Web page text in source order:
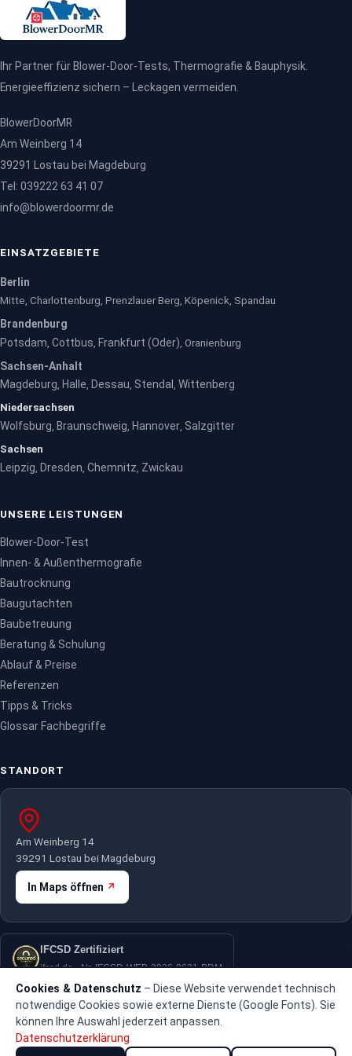
Fachbetrieb berechnet die Heizlast und stellt die Kurve auf Basis
realer Messwerte ein.
Ihr Partner für Blower-Door-Tests, Thermografie & Bauphysik.
Energieeffizienz sichern – Leckagen vermeiden.
BlowerDoorMR
Am Weinberg 14
39291 Lostau bei Magdeburg
Tel: 039222 63 41 07
info@blowerdoormr.de
EINSATZGEBIETE
Berlin
Mitte, Charlottenburg, Prenzlauer Berg, Köpenick, Spandau
Brandenburg
Potsdam Cottbus Frankfurt (Oder) , Oranienburg
Sachsen-Anhalt
Magdeburg, Halle, Dessau, Stendal , Wittenberg
Niedersachsen
Wolfsburg, Braunschweig, Hannover, Salzgitter
Sachsen
Leipzig, Dresden, Chemnitz, Zwickau
UNSERE LEISTUNGEN
Blower-Door-Test
Innen- & Außenthermografie
Bautrocknung
Baugutachten
Baubetreuung
Beratung & Schulung
Ablauf & Preise
Referenzen
Tipps & Tricks
Glossar Fachbegriffe
STANDORT
Am Weinberg 14
39291 Lostau bei Magdeburg
In Maps öffnen
IFCSD Zertifiziert
ifcsd.de · Nr. IFCSD-WEB-2026-0621-BDM
Cookies & Datenschutz – Diese Website verwendet technisch
notwendige Cookies sowie externe Dienste (Google Fonts). Sie
können Ihre Auswahl jederzeit anpassen.
Datenschutzerklärung